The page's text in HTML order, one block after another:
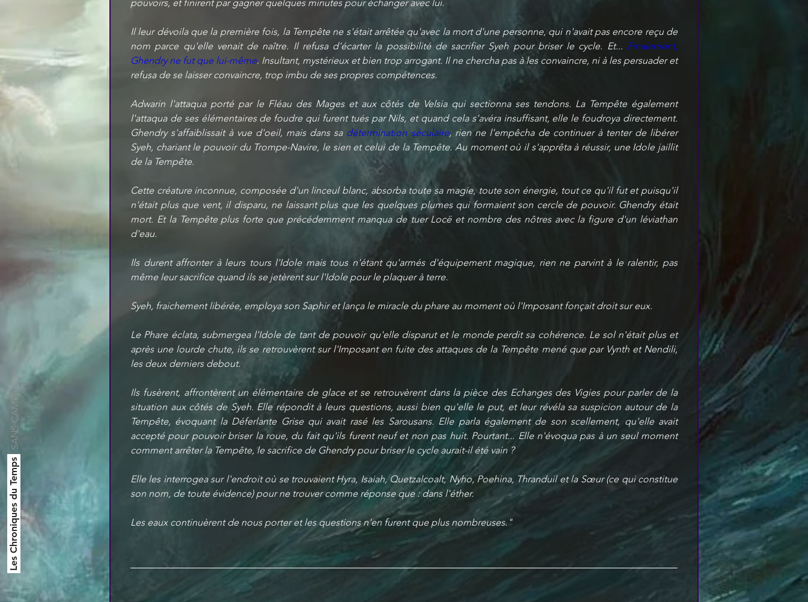
Les Chroniques du Temps
SANS CAMPAGNE
pouvoirs, et finirent par gagner quelques minutes pour échanger avec lui.
Il leur dévoila que la première fois, la Tempête ne s'était arrêtée qu'avec la mort d'une personne, qui n'avait pas encore reçu de
nom parce qu'elle venait de naître. Il refusa d'écarter la possibilité de sacrifier Syeh pour briser le cycle. Et... Finalement,
Ghendry ne fut que lui-même. Insultant, mystérieux et bien trop arrogant. Il ne chercha pas à les convaincre, ni à les persuader et
refusa de se laisser convaincre, trop imbu de ses propres compétences.
Adwarin l'attaqua porté par le Fléau des Mages et aux côtés de Velsia qui sectionna ses tendons. La Tempête également
l'attaqua de ses élémentaires de foudre qui furent tués par Nils, et quand cela s'avéra insuffisant, elle le foudroya directement.
Ghendry s'affaiblissait à vue d'oeil, mais dans sa détermination séculaire, rien ne l'empêcha de continuer à tenter de libérer
Syeh, chariant le pouvoir du Trompe-Navire, le sien et celui de la Tempête. Au moment où il s'apprêta à réussir, une Idole jaillit
de la Tempête.
Cette créature inconnue, composée d'un linceul blanc, absorba toute sa magie, toute son énergie, tout ce qu'il fut et puisqu'il
n'était plus que vent, il disparu, ne laissant plus que les quelques plumes qui formaient son cercle de pouvoir. Ghendry était
mort. Et la Tempête plus forte que précédemment manqua de tuer Locë et nombre des nôtres avec la figure d'un léviathan
d'eau.
Ils durent affronter à leurs tours l'Idole mais tous n'étant qu'armés d'équipement magique, rien ne parvint à le ralentir, pas
même leur sacrifice quand ils se jetèrent sur l'Idole pour le plaquer à terre.
Syeh, fraichement libérée, employa son Saphir et lança le miracle du phare au moment où l'Imposant fonçait droit sur eux.
Le Phare éclata, submergea l'Idole de tant de pouvoir qu'elle disparut et le monde perdit sa cohérence. Le sol n'était plus et
après une lourde chute, ils se retrouvèrent sur l'Imposant en fuite des attaques de la Tempête mené que par Vynth et Nendili,
les deux derniers debout.
Ils fusèrent, affrontèrent un élémentaire de glace et se retrouvèrent dans la pièce des Echanges des Vigies pour parler de la
situation aux côtés de Syeh. Elle répondit à leurs questions, aussi bien qu'elle le put, et leur révéla sa suspicion autour de la
Tempête, évoquant la Déferlante Grise qui avait rasé les Sarousans. Elle parla également de son scellement, qu'elle avait
accepté pour pouvoir briser la roue, du fait qu'ils furent neuf et non pas huit. Pourtant... Elle n'évoqua pas à un seul moment
comment arrêter la Tempête, le sacrifice de Ghendry pour briser le cycle aurait-il été vain ?
Elle les interrogea sur l'endroit où se trouvaient Hyra, Isaiah, Quetzalcoalt, Nyho, Poehina, Thranduil et la Sœur (ce qui constitue
son nom, de toute évidence) pour ne trouver comme réponse que : dans l'éther.
Les eaux continuèrent de nous porter et les questions n'en furent que plus nombreuses."